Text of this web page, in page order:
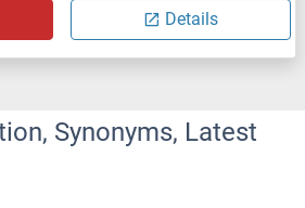
Details
Synonyms, Latest